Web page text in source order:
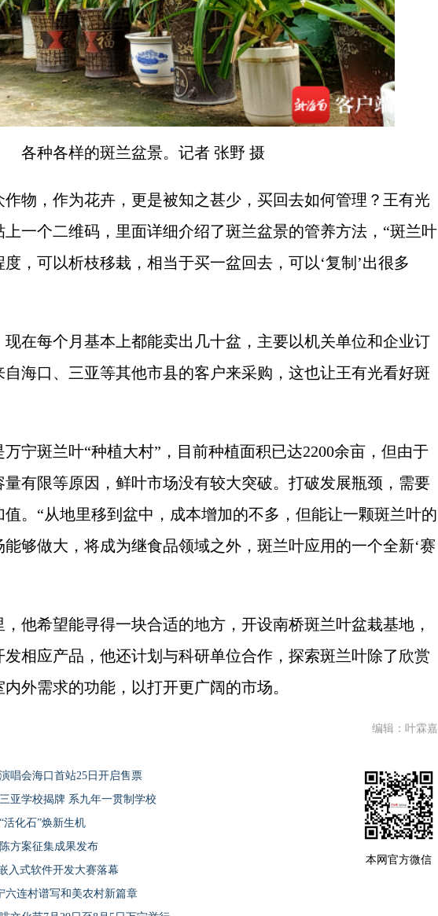
各种各样的斑兰盆景。记者 张野 摄
，作为花卉，更是被知之甚少，买回去如何管理？王有光
一个二维码，里面详细介绍了斑兰盆景的管养方法，“斑兰叶
，可以析枝移栽，相当于买一盆回去，可以‘复制’出很多
每个月基本上都能卖出几十盆，主要以机关单位和企业订
海口、三亚等其他市县的客户来采购，这也让王有光看好斑
斑兰叶“种植大村”，目前种植面积已达2200余亩，但由于
有限等原因，鲜叶市场没有较大突破。打破发展瓶颈，需要
。“从地里移到盆中，成本增加的不多，但能让一颗斑兰叶的
够做大，将成为继食品领域之外，斑兰叶应用的一个全新‘赛
希望能寻得一块合适的地方，开设南桥斑兰叶盆栽基地，
相应产品，他还计划与科研单位合作，探索斑兰叶除了欣赏
外需求的功能，以打开更广阔的市场。
编辑：叶霖嘉
唱会海口首站25日开启售票
亚学校揭牌 系九年一贯制学校
活化石”焕新生机
方案征集成果发布
入式软件开发大赛落幕
六连村谱写和美农村新篇章
本网官方微信